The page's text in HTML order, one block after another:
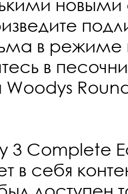
в режиме
в
3 Complete
в себя